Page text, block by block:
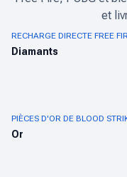
Noté
et
RECHARGE DIRECTE FREE
Diamants
PIÈCES D'OR DE BLOOD
Or